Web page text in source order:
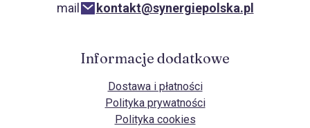
mail
kontakt@synergiepolska.pl
Informacje dodatkowe
Dostawa i płatności
Polityka prywatności
Polityka cookies